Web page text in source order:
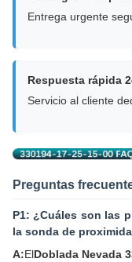
Entrega urgente
Respuesta rápida
Servicio al cliente
Preguntas
P1: ¿Cuáles son las
la sonda de
A:ElDoblada Nevada